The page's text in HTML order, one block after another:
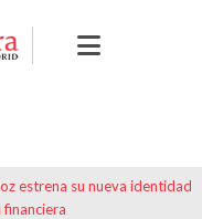
estrena su nueva identidad